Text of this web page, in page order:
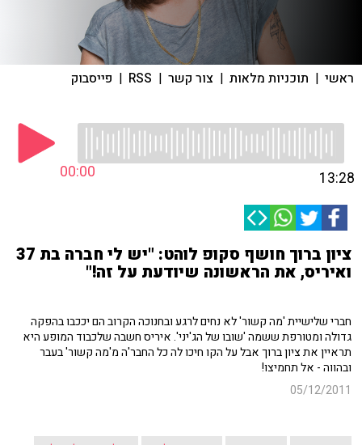
ראשי | תוכניות מלאות | צור קשר |
RSS
| פייסבוק
00:00 13:28
ציון ברוך חושף סקופ לוהט: "יש לי חברה בת 37
ואיריס, את הראשונה שיודעת על זה!"
חברי שלישיית 'מה קשור' לא נחים לרגע ובחנוכה הקרוב הם יככבו בהפקה
גדולה ומטורפת ששמה 'שובו של הג'יני'. איריס חשבה שלכבוד המופע היא
תראיין את ציון ברוך אבל על הקו חיכו לה כל החבר'ה מ'מה קשור' בעבר
ובהווה - אל תחמיצו!
05/12/2011